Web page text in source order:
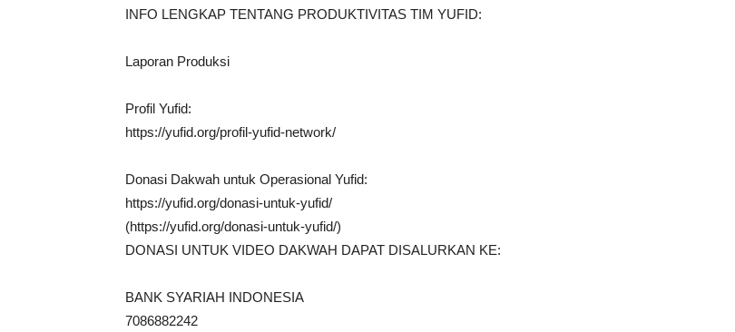
INFO LENGKAP TENTANG PRODUKTIVITAS TIM YUFID:
Laporan Produksi
Profil Yufid:
https://yufid.org/profil-yufid-network/
Donasi Dakwah untuk Operasional Yufid:
https://yufid.org/donasi-untuk-yufid/
(https://yufid.org/donasi-untuk-yufid/)
DONASI UNTUK VIDEO DAKWAH DAPAT DISALURKAN KE:
BANK SYARIAH INDONESIA
7086882242